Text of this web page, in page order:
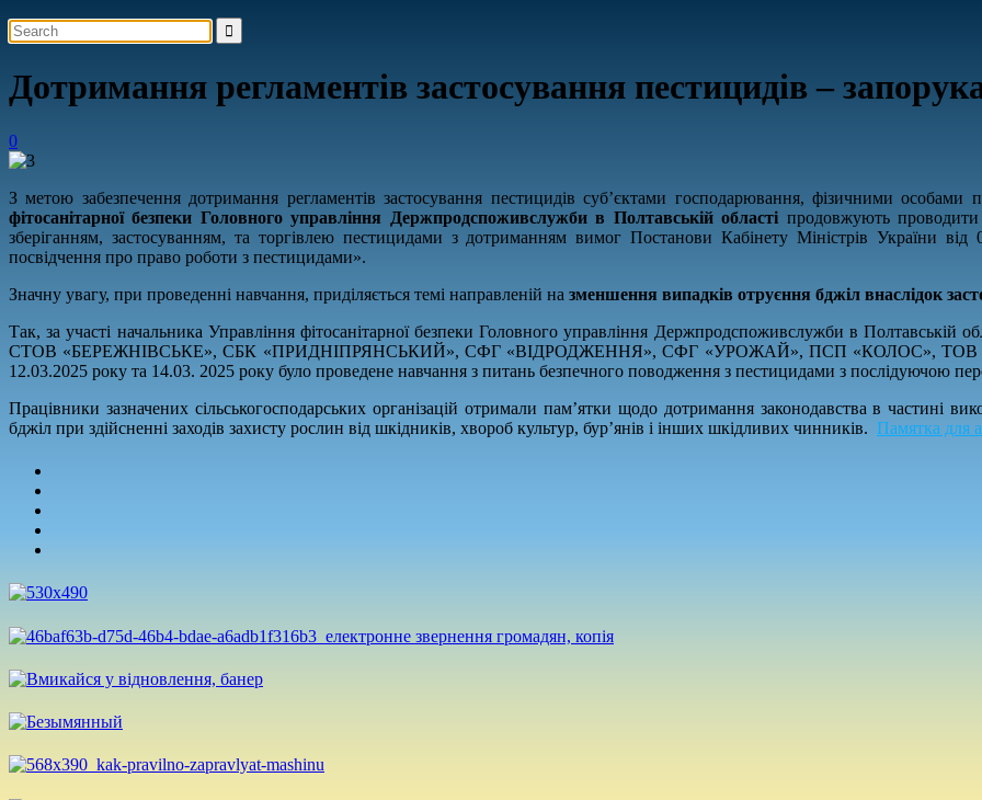
Дотримання регламентів застосування пестицидів –
0
З метою забезпечення дотримання регламентів застосування пестицидів суб’єктами господарювання, фізичними особами
фітосанітарної безпеки Головного управління Держпродспоживслужби в Полтавській області продовжують проводити
зберіганням, застосуванням, та торгівлею пестицидами з дотриманням вимог Постанови Кабінету Міністрів України
посвідчення про право роботи з пестицидами».
Значну увагу, при проведенні навчання, приділяється темі направленій на зменшення випадків отруєння бджіл внаслідок
Так, за участі начальника Управління фітосанітарної безпеки Головного управління Держпродспоживслужби в
СТОВ «БЕРЕЖНІВСЬКЕ», СБК «ПРИДНІПРЯНСЬКИЙ», СФГ «ВІДРОДЖЕННЯ», СФГ «УРОЖАЙ», ПСП «КОЛОС», ТОВ
12.03.2025 року та 14.03. 2025 року було проведене навчання з питань безпечного поводження з пестицидами з послідуючою
Працівники зазначених сільськогосподарських організацій отримали пам’ятки щодо дотримання законодавства в частині
бджіл при здійсненні заходів захисту рослин від шкідників, хвороб культур, бур’янів і інших шкідливих чинників. Памятка для